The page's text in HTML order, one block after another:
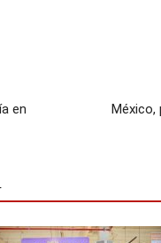
en
México,